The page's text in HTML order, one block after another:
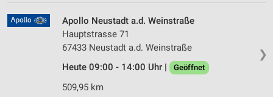
❯
Apollo Neustadt a.d. Weinstraße
Hauptstrasse 71
67433 Neustadt a.d. Weinstraße
Heute 09:00 - 14:00 Uhr |
Geöffnet
509,95 km